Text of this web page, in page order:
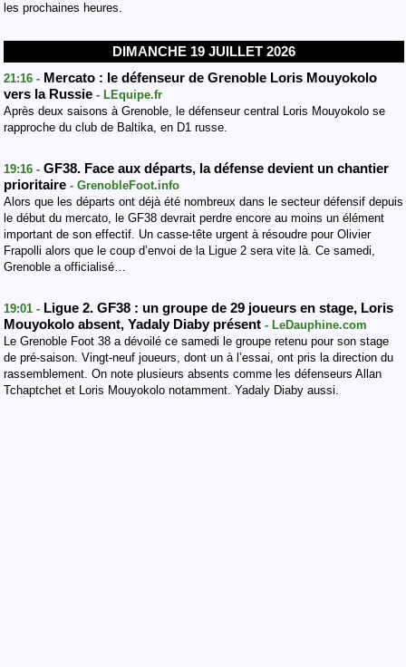
les prochaines heures.
DIMANCHE 19 JUILLET 2026
21:16 - Mercato : le défenseur de Grenoble Loris Mouyokolo
vers la Russie - LEquipe.fr
Après deux saisons à Grenoble, le défenseur central Loris Mouyokolo se
rapproche du club de Baltika, en D1 russe.
19:16 - GF38. Face aux départs, la défense devient un chantier
prioritaire - GrenobleFoot.info
Alors que les départs ont déjà été nombreux dans le secteur défensif depuis
le début du mercato, le GF38 devrait perdre encore au moins un élément
important de son effectif. Un casse-tête urgent à résoudre pour Olivier
Frapolli alors que le coup d’envoi de la Ligue 2 sera vite là. Ce samedi,
Grenoble a officialisé…
19:01 - Ligue 2. GF38 : un groupe de 29 joueurs en stage, Loris
Mouyokolo absent, Yadaly Diaby présent - LeDauphine.com
Le Grenoble Foot 38 a dévoilé ce samedi le groupe retenu pour son stage
de pré-saison. Vingt-neuf joueurs, dont un à l’essai, ont pris la direction du
rassemblement. On note plusieurs absents comme les défenseurs Allan
Tchaptchet et Loris Mouyokolo notamment. Yadaly Diaby aussi.